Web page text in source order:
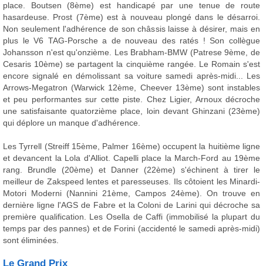
place. Boutsen (8ème) est handicapé par une tenue de route
hasardeuse. Prost (7ème) est à nouveau plongé dans le désarroi.
Non seulement l'adhérence de son châssis laisse à désirer, mais en
plus le V6 TAG-Porsche a de nouveau des ratés ! Son collègue
Johansson n'est qu'onzième. Les Brabham-BMW (Patrese 9ème, de
Cesaris 10ème) se partagent la cinquième rangée. Le Romain s'est
encore signalé en démolissant sa voiture samedi après-midi... Les
Arrows-Megatron (Warwick 12ème, Cheever 13ème) sont instables
et peu performantes sur cette piste. Chez Ligier, Arnoux décroche
une satisfaisante quatorzième place, loin devant Ghinzani (23ème)
qui déplore un manque d'adhérence.
Les Tyrrell (Streiff 15ème, Palmer 16ème) occupent la huitième ligne
et devancent la Lola d'Alliot. Capelli place la March-Ford au 19ème
rang. Brundle (20ème) et Danner (22ème) s'échinent à tirer le
meilleur de Zakspeed lentes et paresseuses. Ils côtoient les Minardi-
Motori Moderni (Nannini 21ème, Campos 24ème). On trouve en
dernière ligne l'AGS de Fabre et la Coloni de Larini qui décroche sa
première qualification. Les Osella de Caffi (immobilisé la plupart du
temps par des pannes) et de Forini (accidenté le samedi après-midi)
sont éliminées.
Le Grand Prix